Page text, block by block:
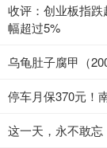
收评：创业板指
幅超过5%
乌龟肚子腐甲（
停车月保370元！
这一天，永不敢忘